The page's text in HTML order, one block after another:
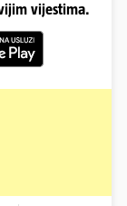
vijestima.